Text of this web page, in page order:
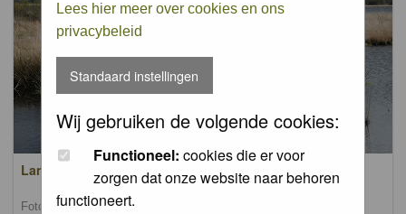
Lees hier meer over cookies en ons
privacybeleid
Standaard instellingen
Wij gebruiken de volgende cookies:
Functioneel: cookies die er voor
zorgen dat onze website naar behoren
functioneert.
Landschappen / Landscapes
Foto's van landschappen / Pictures of landscapes